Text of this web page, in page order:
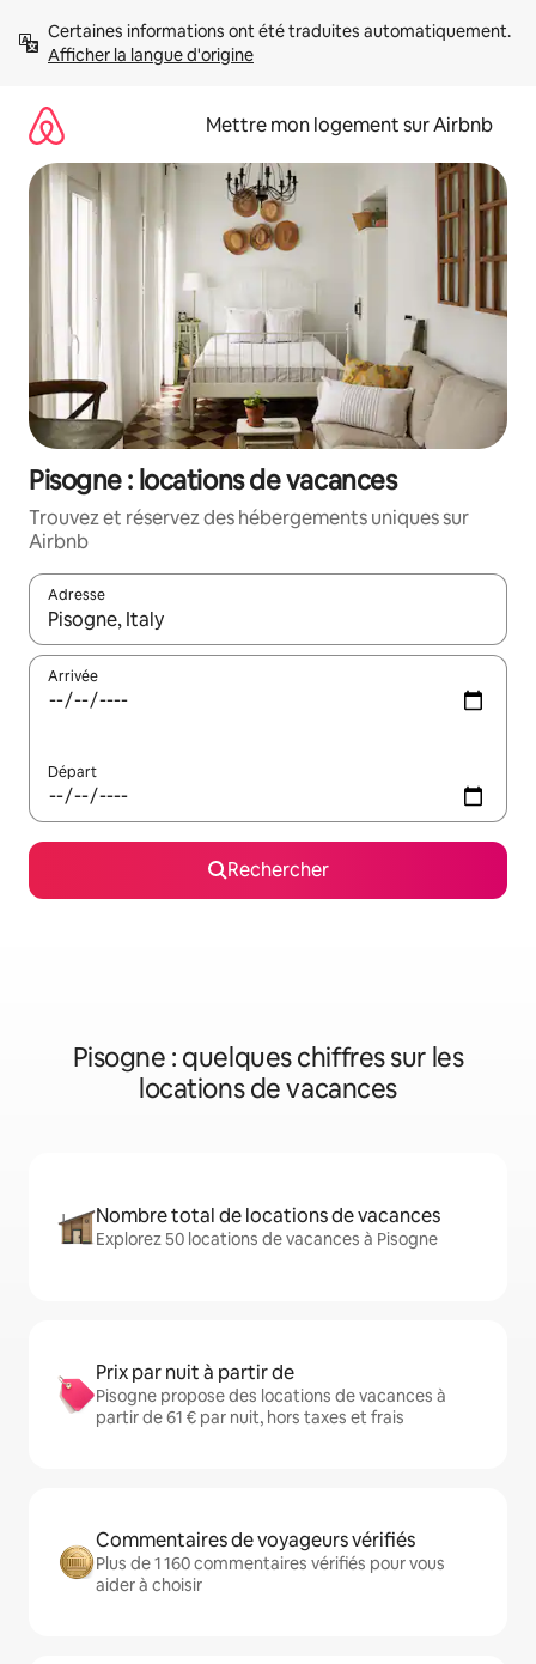
directement
Afficher la langue d'origine
Mettre mon logement sur Airbnb
Pisogne : locations de vacances
Trouvez et réservez des hébergements uniques sur
Airbnb
Adresse
Lorsque les résultats s'affichent, utilisez les flèches vers le
Arrivée
Départ
Rechercher
Pisogne : quelques chiffres sur les
locations de vacances
Nombre total de locations de vacances
Explorez 50 locations de vacances à Pisogne
Prix par nuit à partir de
Pisogne propose des locations de vacances à
partir de 61 € par nuit, hors taxes et frais
Commentaires de voyageurs vérifiés
Plus de 1 160 commentaires vérifiés pour vous
aider à choisir